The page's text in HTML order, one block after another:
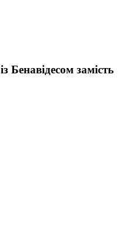
Бенавідесом замість